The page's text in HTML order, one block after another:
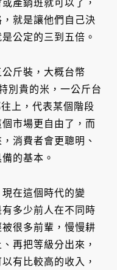
產銷班就可以了，
就是讓他們自己決
公定的三到五倍。
斤裝，大概台幣
別貴的米，一公斤台
上，代表某個階段
市場更自由了，而
消費者會更聰明、
的基本。
在這個時代的變
多少前人在不同時
很多前輩，慢慢耕
再把等級分出來，
有比較高的收入，